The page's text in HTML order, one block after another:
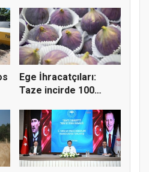
Ege İhracatçıları:
Taze incirde 100